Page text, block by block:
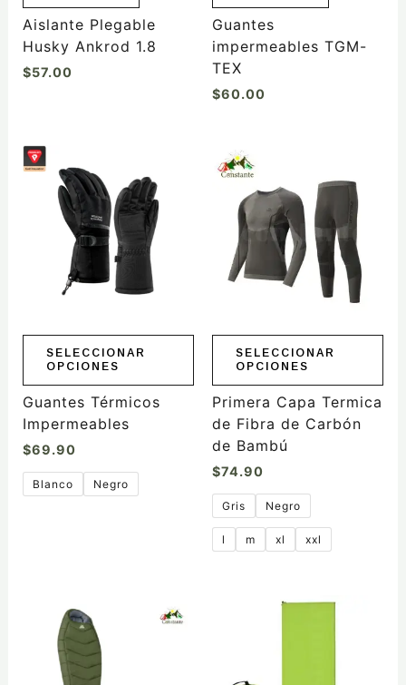
Aislante Plegable
Husky Ankrod 1.8
$57.00
Guantes
impermeables TGM-
TEX
$60.00
SELECCIONAR
OPCIONES
Este
producto
tiene
múltiples
variantes.
opciones
elegir
la
página
producto
Guantes Térmicos
Impermeables
$69.90
Blanco Negro
SELECCIONAR
OPCIONES
Este
producto
tiene
múltiples
variantes.
Las
opciones
elegir
la
página
de
Primera Capa Termica
de Fibra de Carbón
de Bambú
$74.90
Gris Negro
l m xl xxl